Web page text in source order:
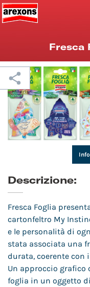
Fresca
Descrizione:
Fresca Foglia
cartonfeltro My
e le personalità di
stata associata una
durata, coerente con
Un approccio grafico
foglia in un oggetto